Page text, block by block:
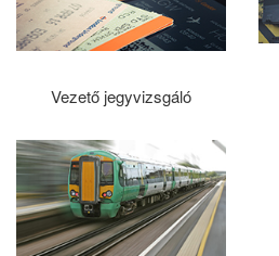
Vezető jegyvizsgáló